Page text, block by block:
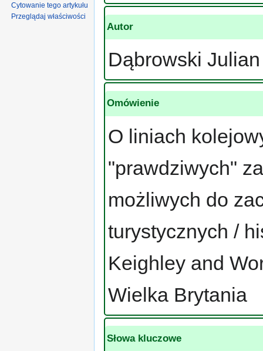
Autor
Dąbrowski Julian
Omówienie
O liniach
"prawdziwych"
możliwych do
turystycznych /
Keighley and
Wielka Brytania
Słowa kluczowe
Cytowanie tego artykułu
Przeglądaj właściwości